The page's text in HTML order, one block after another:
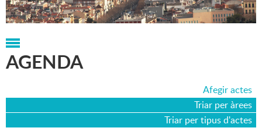
Portada > Agenda > 04-12-2007
AGENDA
Afegir actes
Triar per àrees
Triar per tipus d'actes